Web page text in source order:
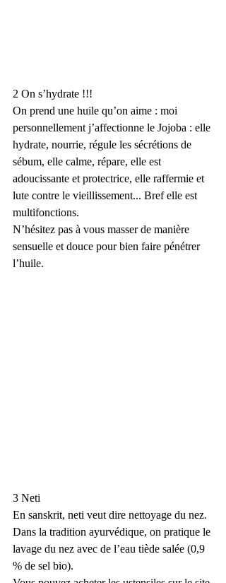
2 On s’hydrate !!!
On prend une huile qu’on aime : moi
personnellement j’affectionne le Jojoba : elle
hydrate, nourrie, régule les sécrétions de
sébum, elle calme, répare, elle est
adoucissante et protectrice, elle raffermie et
lute contre le vieillissement... Bref elle est
multifonctions.
N’hésitez pas à vous masser de manière
sensuelle et douce pour bien faire pénétrer
l’huile.
3 Neti
En sanskrit, neti veut dire nettoyage du nez.
Dans la tradition ayurvédique, on pratique le
lavage du nez avec de l’eau tiède salée (0,9
% de sel bio).